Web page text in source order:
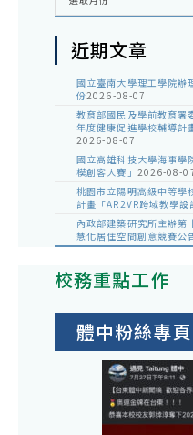
近期文章
國立臺南大學理工學院
份2026-08-07
教育部國民及學前教育
年度健康促進學校輔導計
2026-08-07
國立高雄科技大學海事
模創客大賽」 2026-08-
桃園市立陽明高級中等學
計畫「AR2VR跨域教學設
內政部建築研究所主辦
慧化居住空間創意競賽
校務重點工作
體中粉絲專頁